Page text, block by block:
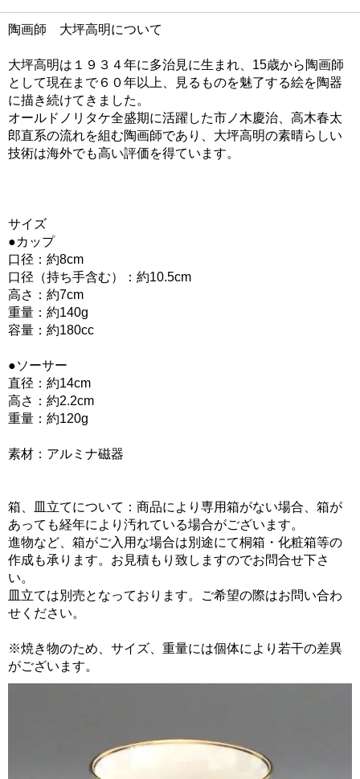
陶画師 大坪高明について
大坪高明は１９３４年に多治見に生まれ、15歳から陶画師
として現在まで６０年以上、見るものを魅了する絵を陶器
に描き続けてきました。
オールドノリタケ全盛期に活躍した市ノ木慶治、高木春太
郎直系の流れを組む陶画師であり、大坪高明の素晴らしい
技術は海外でも高い評価を得ています。
サイズ
●カップ
口径：約8cm
口径（持ち手含む）：約10.5cm
高さ：約7cm
重量：約140g
容量：約180cc
●ソーサー
直径：約14cm
高さ：約2.2cm
重量：約120g
素材：アルミナ磁器
箱、皿立てについて：商品により専用箱がない場合、箱が
あっても経年により汚れている場合がございます。
進物など、箱がご入用な場合は別途にて桐箱・化粧箱等の
作成も承ります。お見積もり致しますのでお問合せ下さ
い。
皿立ては別売となっております。ご希望の際はお問い合わ
せください。
※焼き物のため、サイズ、重量には個体により若干の差異
がございます。